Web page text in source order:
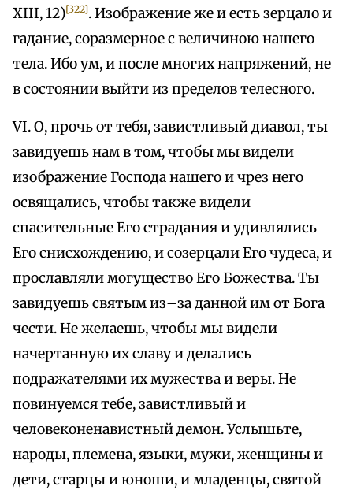
XIII, 12)[322]. Изображение же и есть зерцало и
гадание, соразмерное с величиною нашего
тела. Ибо ум, и после многих напряжений, не
в состоянии выйти из пределов телесного.
VI. О, прочь от тебя, завистливый диавол, ты
завидуешь нам в том, чтобы мы видели
изображение Господа нашего и чрез него
освящались, чтобы также видели
спасительные Его страдания и удивлялись
Его снисхождению, и созерцали Его чудеса, и
прославляли могущество Его Божества. Ты
завидуешь святым из–за данной им от Бога
чести. Не желаешь, чтобы мы видели
начертанную их славу и делались
подражателями их мужества и веры. Не
повинуемся тебе, завистливый и
человеконенавистный демон. Услышьте,
народы, племена, языки, мужи, женщины и
дети, старцы и юноши, и младенцы, святой